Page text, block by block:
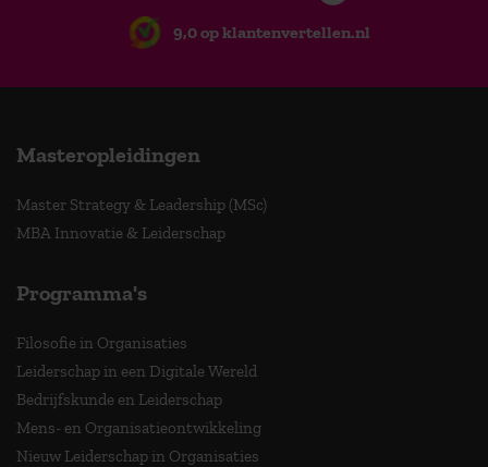
9,0 op klantenvertellen.nl
Masteropleidingen
Master Strategy & Leadership (MSc)
MBA Innovatie & Leiderschap
Programma's
Filosofie in Organisaties
Leiderschap in een Digitale Wereld
Bedrijfskunde en Leiderschap
Mens- en Organisatieontwikkeling
Nieuw Leiderschap in Organisaties